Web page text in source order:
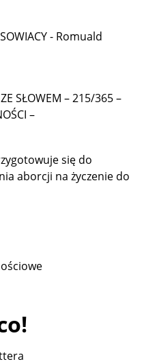
- Romuald
SŁOWEM – 215/365 –
–
się do
aborcji na życzenie do